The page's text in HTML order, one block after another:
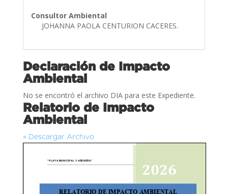
Consultor Ambiental
JOHANNA PAOLA CENTURION CACERES.
Declaración de Impacto
Ambiental
No se encontró el archivo DIA para este Expediente.
Relatorio de Impacto
Ambiental
» Descargar Archivo